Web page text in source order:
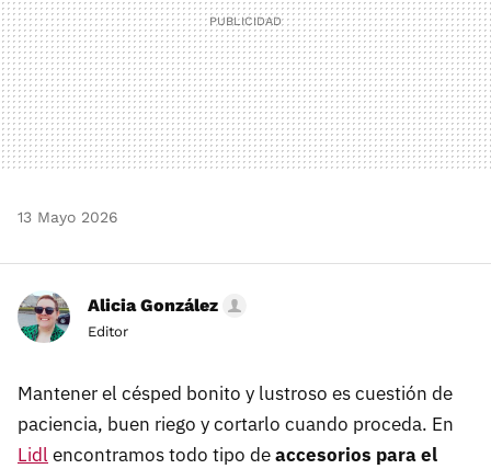
13 Mayo 2026
Alicia González
Editor
Mantener el césped bonito y lustroso es cuestión de
paciencia, buen riego y cortarlo cuando proceda. En
Lidlencontramos todo tipo deaccesorios para el